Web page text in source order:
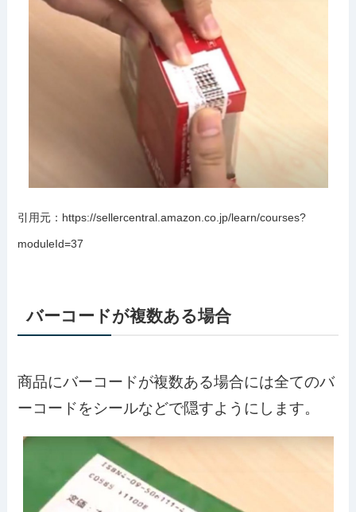
引用元：https://sellercentral.amazon.co.jp/learn/courses?
moduleId=37
バーコードが複数ある場合
商品にバーコードが複数ある場合には全てのバ
ーコードをシールなどで隠すようにします。